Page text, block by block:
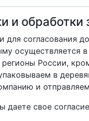
и обработки
для согласования
осуществляется
регионы России,
в
и
даете свое